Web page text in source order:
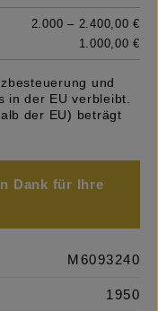
2.000 – 2.400,00 €
1.000,00 €
und
in der EU verbleibt.
der EU) beträgt
Dank für Ihre
M6093240
1950